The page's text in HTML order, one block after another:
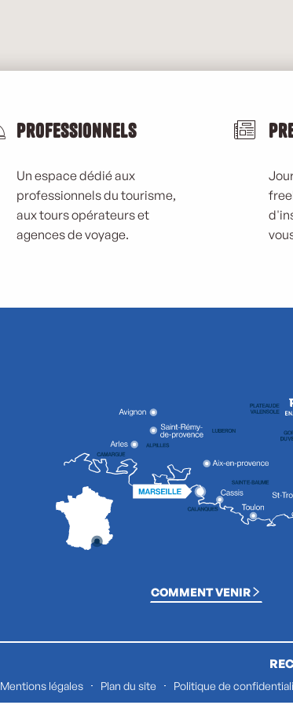
Professionnels
Un espace dédié aux
professionnels du tourisme,
aux tours opérateurs et
agences de voyage.
COMMENT VENIR
Mentions légales Plan du site Politique de